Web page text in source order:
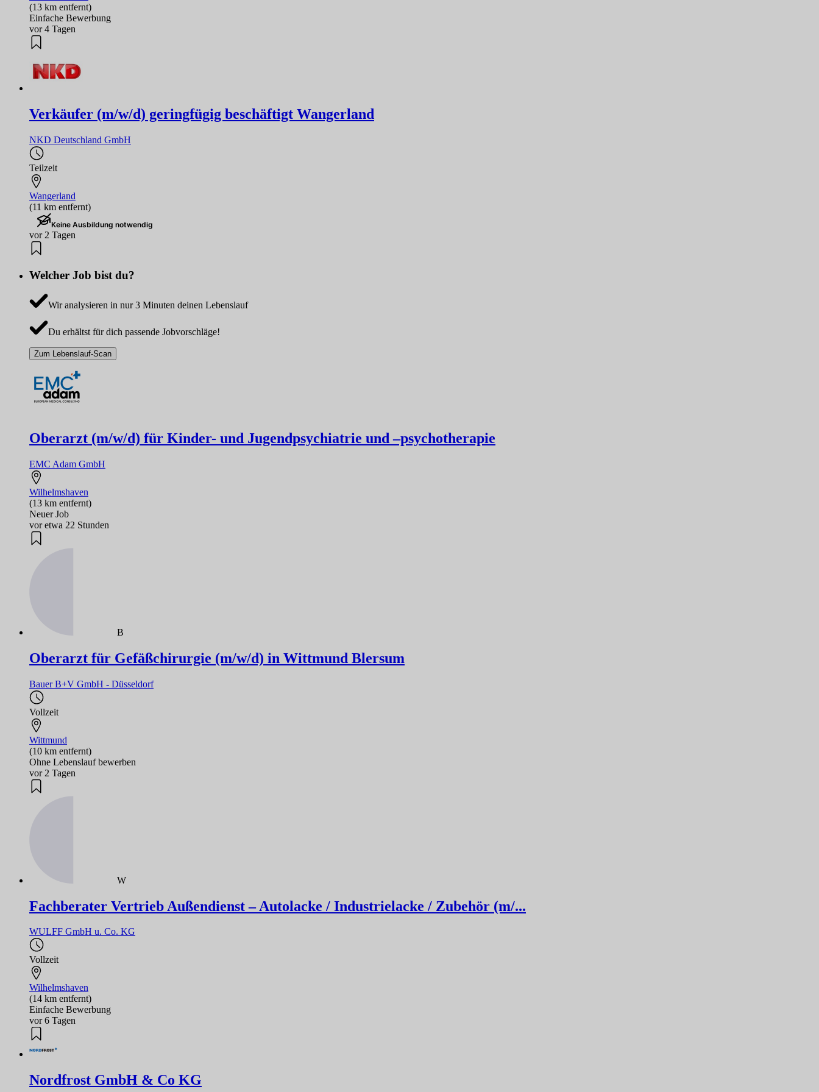
(13 km entfernt)
Einfache Bewerbung
vor 4 Tagen
Verkäufer (m/w/d) geringfügig beschäftigt Wangerland
NKD Deutschland GmbH
Teilzeit
Wangerland
(11 km entfernt)
Keine Ausbildung notwendig
vor 2 Tagen
Welcher Job bist du?
Wir analysieren in nur 3 Minuten deinen Lebenslauf
Du erhältst für dich passende Jobvorschläge!
Zum Lebenslauf-Scan
Oberarzt (m/w/d) für Kinder- und Jugendpsychiatrie und –psychotherapie
EMC Adam GmbH
Wilhelmshaven
(13 km entfernt)
Neuer Job
vor etwa 22 Stunden
B
Oberarzt für Gefäßchirurgie (m/w/d) in Wittmund Blersum
Bauer B+V GmbH - Düsseldorf
Vollzeit
Wittmund
(10 km entfernt)
Ohne Lebenslauf bewerben
vor 2 Tagen
W
Fachberater Vertrieb Außendienst – Autolacke / Industrielacke / Zubehör (m/...
WULFF GmbH u. Co. KG
Vollzeit
Wilhelmshaven
(14 km entfernt)
Einfache Bewerbung
vor 6 Tagen
Nordfrost GmbH & Co KG